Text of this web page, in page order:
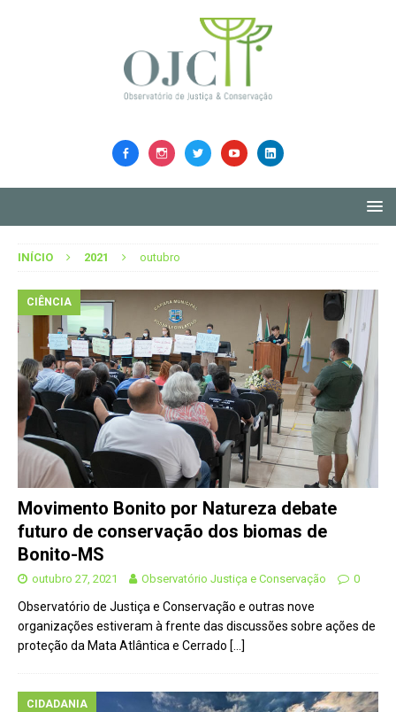
INÍCIO 2021 outubro
CIÊNCIA
Movimento Bonito por Natureza debate
futuro de conservação dos biomas de
Bonito-MS
outubro 27, 2021 Observatório Justiça e Conservação 0
Observatório de Justiça e Conservação e outras nove
organizações estiveram à frente das discussões sobre ações de
proteção da Mata Atlântica e Cerrado […]
CIDADANIA